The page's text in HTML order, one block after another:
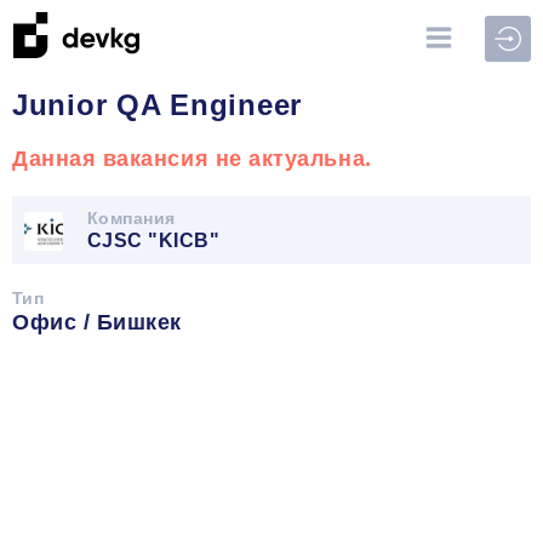
Junior QA Engineer
Данная вакансия не актуальна.
Компания
CJSC "KICB"
Тип
Офис / Бишкек